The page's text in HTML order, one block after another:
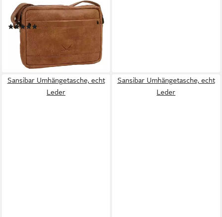
SANSIBAR
Umhängetasche, echt Leder
(1)
89,95 €
lieferbar - in 6-8 Werktagen bei dir
Sansibar Umhängetasche, echt
Leder
Sansibar Umhängetasche, echt
Leder